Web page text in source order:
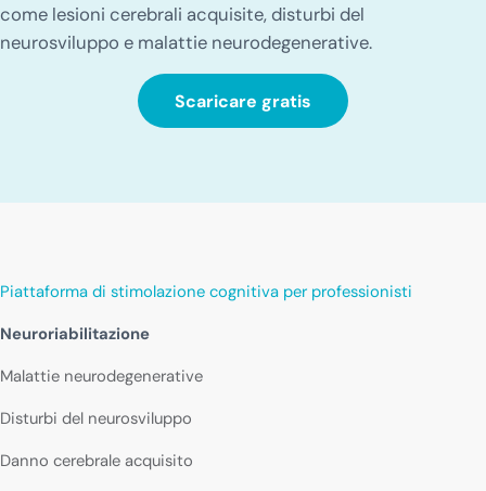
come lesioni cerebrali acquisite, disturbi del
neurosviluppo e malattie neurodegenerative.
Scaricare gratis
Piattaforma di stimolazione cognitiva per professionisti
Neuroriabilitazione
Malattie neurodegenerative
Disturbi del neurosviluppo
Danno cerebrale acquisito